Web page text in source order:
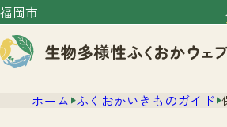
福岡市
ホーム ふくおかいきものガイド